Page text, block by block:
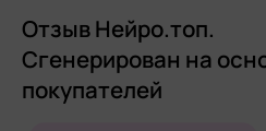
Отзыв Нейро.топ.
Сгенерирован на
покупателей